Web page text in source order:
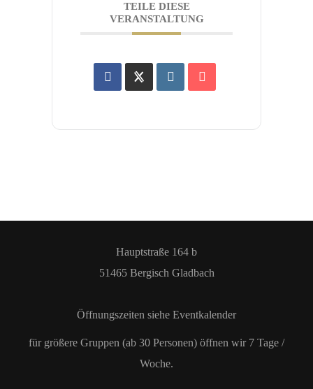
TEILE DIESE
VERANSTALTUNG
Hauptstraße 164 b
51465 Bergisch Gladbach
Öffnungszeiten siehe Eventkalender
für größere Gruppen (ab 30 Personen) öffnen wir 7 Tage /
Woche.